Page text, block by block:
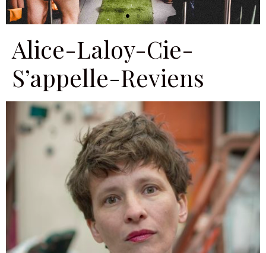
Alice-Laloy-Cie-
S’appelle-Reviens